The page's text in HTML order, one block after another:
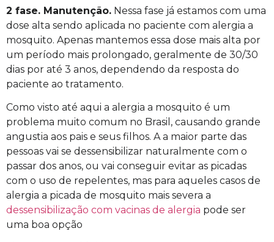
2 fase. Manutenção. Nessa fase já estamos com uma
dose alta sendo aplicada no paciente com alergia a
mosquito. Apenas mantemos essa dose mais alta por
um período mais prolongado, geralmente de 30/30
dias por até 3 anos, dependendo da resposta do
paciente ao tratamento.
Como visto até aqui a alergia a mosquito é um
problema muito comum no Brasil, causando grande
angustia aos pais e seus filhos. A a maior parte das
pessoas vai se dessensibilizar naturalmente com o
passar dos anos, ou vai conseguir evitar as picadas
com o uso de repelentes, mas para aqueles casos de
alergia a picada de mosquito mais severa a
dessensibilização com vacinas de alergia pode ser
uma boa opção